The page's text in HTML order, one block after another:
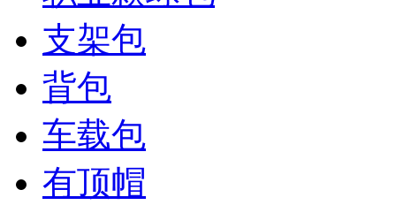
支架包
背包
车载包
有顶帽